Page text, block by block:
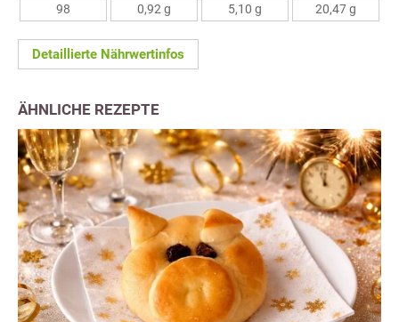
98
0,92 g
5,10 g
20,47 g
Detaillierte Nährwertinfos
ÄHNLICHE REZEPTE